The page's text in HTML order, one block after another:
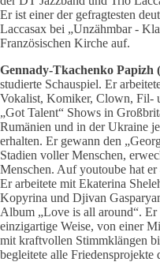
Er ist einer der gefragtesten
Laccasax bei „Unzähmbar -
Französischen Kirche auf.
Gennady-Tkachenko Papizh
studierte Schauspiel. Er
Vokalist, Komiker, Clown, Fil-
„Got Talent“ Shows in
Rumänien und in der Ukraine
erhalten. Er gewann den
Stadien voller Menschen,
Menschen. Auf youtoube hat
Er arbeitete mit Ekaterina
Kopyrina und Djivan
Album „Love is all around“. Er
einzigartige Weise, von einer
mit kraftvollen Stimmklängen
begleitete alle Friedensprojekte